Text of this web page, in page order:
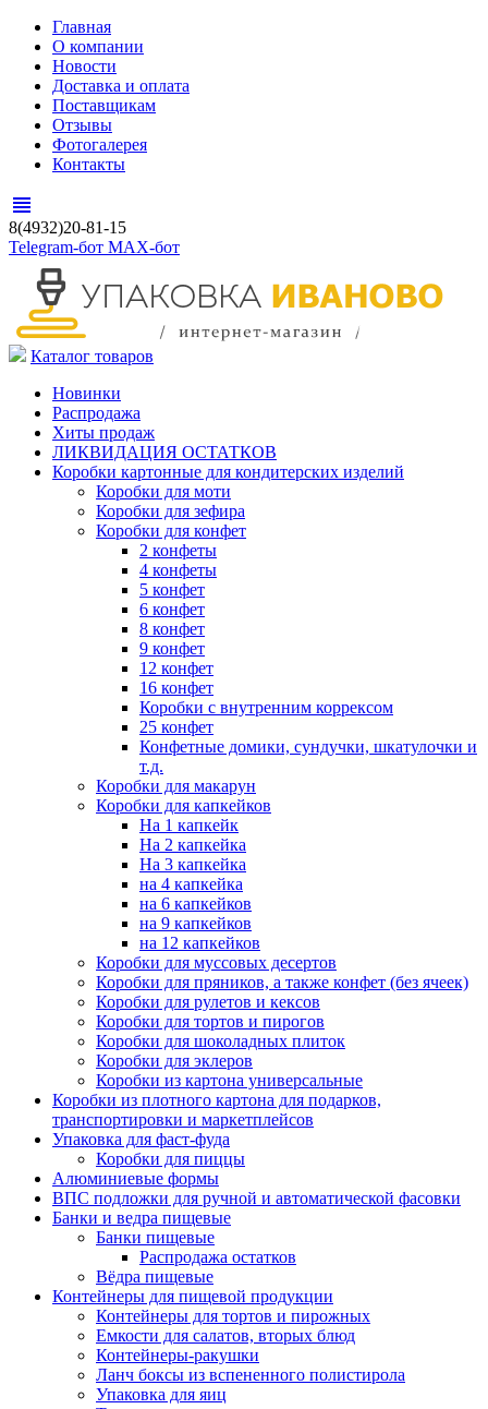
Главная
О компании
Новости
Доставка и оплата
Поставщикам
Отзывы
Фотогалерея
Контакты
view_headline
8(4932)20-81-15
Telegram-бот MAX-бот
Каталог товаров
Новинки
Распродажа
Хиты продаж
ЛИКВИДАЦИЯ ОСТАТКОВ
Коробки картонные для кондитерских изделий
Коробки для моти
Коробки для зефира
Коробки для конфет
2 конфеты
4 конфеты
5 конфет
6 конфет
8 конфет
9 конфет
12 конфет
16 конфет
Коробки с внутренним коррексом
25 конфет
Конфетные домики, сундучки, шкатулочки и
т.д.
Коробки для макарун
Коробки для капкейков
На 1 капкейк
На 2 капкейка
На 3 капкейка
на 4 капкейка
на 6 капкейков
на 9 капкейков
на 12 капкейков
Коробки для муссовых десертов
Коробки для пряников, а также конфет (без ячеек)
Коробки для рулетов и кексов
Коробки для тортов и пирогов
Коробки для шоколадных плиток
Коробки для эклеров
Коробки из картона универсальные
Коробки из плотного картона для подарков,
транспортировки и маркетплейсов
Упаковка для фаст-фуда
Коробки для пиццы
Алюминиевые формы
ВПС подложки для ручной и автоматической фасовки
Банки и ведра пищевые
Банки пищевые
Распродажа остатков
Вёдра пищевые
Контейнеры для пищевой продукции
Контейнеры для тортов и пирожных
Емкости для салатов, вторых блюд
Контейнеры-ракушки
Ланч боксы из вспененного полистирола
Упаковка для яиц